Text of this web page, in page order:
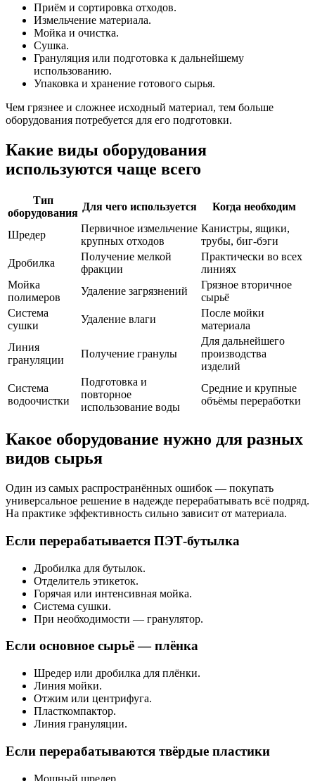
Приём и сортировка отходов.
Измельчение материала.
Мойка и очистка.
Сушка.
Грануляция или подготовка к дальнейшему
использованию.
Упаковка и хранение готового сырья.
Чем грязнее и сложнее исходный материал, тем больше
оборудования потребуется для его подготовки.
Какие виды оборудования
используются чаще всего
Тип
оборудования
Для чего используется Когда необходим
Шредер
Первичное измельчение
крупных отходов
Канистры, ящики,
трубы, биг-бэги
Дробилка
Получение мелкой
фракции
Практически во всех
линиях
Мойка
полимеров
Удаление загрязнений
Грязное вторичное
сырьё
Система
сушки
Удаление влаги
После мойки
материала
Линия
грануляции
Получение гранулы
Для дальнейшего
производства
изделий
Система
водоочистки
Подготовка и
повторное
использование воды
Средние и крупные
объёмы переработки
Какое оборудование нужно для разных
видов сырья
Один из самых распространённых ошибок — покупать
универсальное решение в надежде перерабатывать всё подряд.
На практике эффективность сильно зависит от материала.
Если перерабатывается ПЭТ-бутылка
Дробилка для бутылок.
Отделитель этикеток.
Горячая или интенсивная мойка.
Система сушки.
При необходимости — гранулятор.
Если основное сырьё — плёнка
Шредер или дробилка для плёнки.
Линия мойки.
Отжим или центрифуга.
Пласткомпактор.
Линия грануляции.
Если перерабатываются твёрдые пластики
Мощный шредер.